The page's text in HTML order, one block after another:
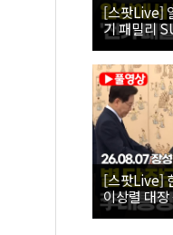
[스팟Live]
기 패밀리
[스팟Live]
이상렬 대
직접 수여